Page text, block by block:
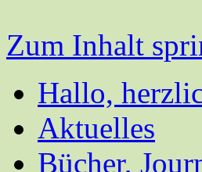
Zum Inhalt
Hallo,
Aktuelles
Bücher,